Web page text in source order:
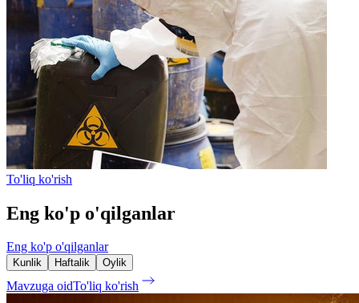
To'liq ko'rish
Eng ko'p o'qilganlar
Eng ko'p o'qilganlar
Kunlik Haftalik Oylik
Mavzuga oidTo'liq ko'rish